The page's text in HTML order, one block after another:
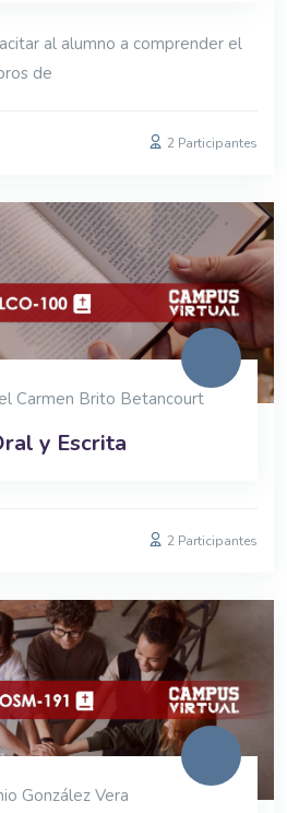
al alumno a comprender el
de
2 Participantes
Carmen Brito Betancourt
y Escrita
2 Participantes
González Vera